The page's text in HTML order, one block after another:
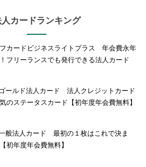
カードランキング
カードビジネスライトプラス 年会費永年
フリーランスでも発行できる法人カード
ールド法人カード 法人クレジットカード
のステータスカード【初年度年会費無料】
般法人カード 最初の１枚はこれで決ま
初年度年会費無料】